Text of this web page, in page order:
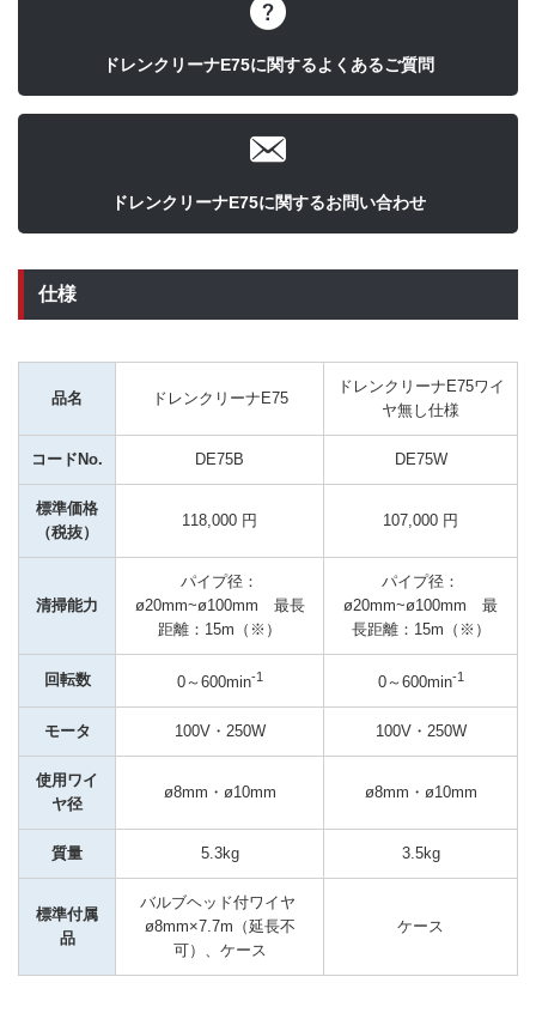
ドレンクリーナE75に関するよくあるご質問
ドレンクリーナE75に関するお問い合わせ
仕様
品名 ドレンクリーナE75
ドレンクリーナE75ワイ
ヤ無し仕様
コードNo. DE75B DE75W
標準価格
（税抜）
118,000 円 107,000 円
清掃能力
パイプ径：
ø20mm~ø100mm　最長
距離：15m（※）
パイプ径：
ø20mm~ø100mm　最
長距離：15m（※）
回転数 0～600min-1 0～600min-1
モータ 100V・250W 100V・250W
使用ワイ
ヤ径
ø8mm・ø10mm ø8mm・ø10mm
質量 5.3kg 3.5kg
標準付属
品
バルブヘッド付ワイヤ
ø8mm×7.7m（延長不
可）、ケース
ケース